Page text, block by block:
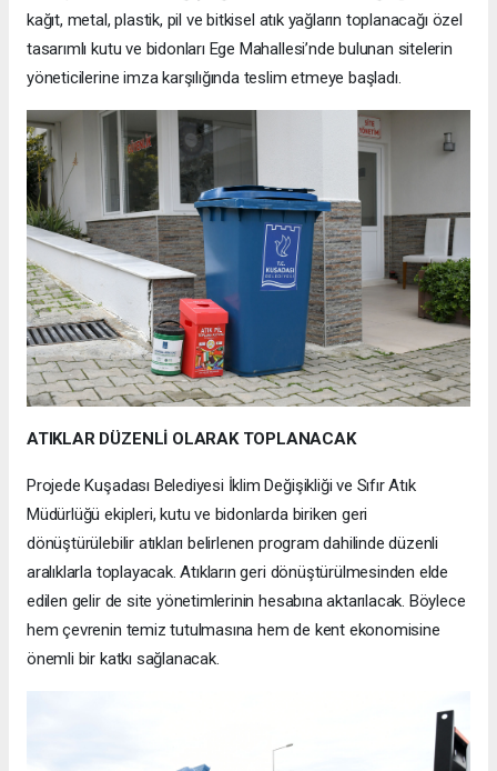
kağıt, metal, plastik, pil ve bitkisel atık yağların toplanacağı özel
tasarımlı kutu ve bidonları Ege Mahallesi’nde bulunan sitelerin
yöneticilerine imza karşılığında teslim etmeye başladı.
ATIKLAR DÜZENLİ OLARAK TOPLANACAK
Projede Kuşadası Belediyesi İklim Değişikliği ve Sıfır Atık
Müdürlüğü ekipleri, kutu ve bidonlarda biriken geri
dönüştürülebilir atıkları belirlenen program dahilinde düzenli
aralıklarla toplayacak. Atıkların geri dönüştürülmesinden elde
edilen gelir de site yönetimlerinin hesabına aktarılacak. Böylece
hem çevrenin temiz tutulmasına hem de kent ekonomisine
önemli bir katkı sağlanacak.